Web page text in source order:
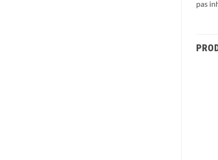
pas